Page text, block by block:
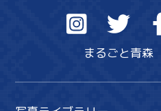
まるごと青森